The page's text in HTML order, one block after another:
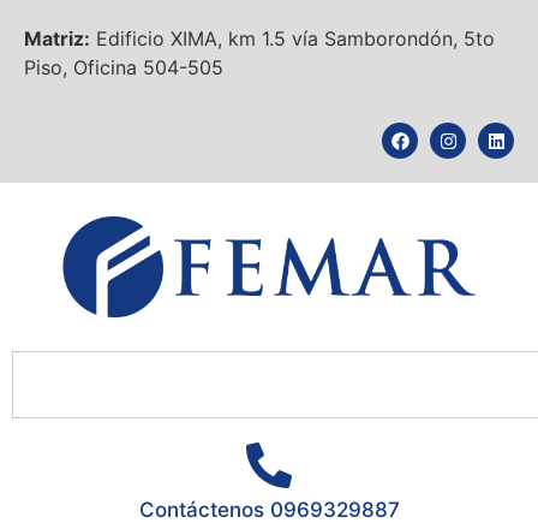
Matriz: Edificio XIMA, km 1.5 vía Samborondón, 5to
Piso, Oficina 504-505
Contáctenos 0969329887